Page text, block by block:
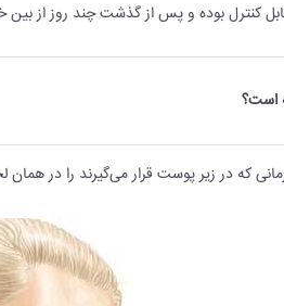
کنترل بوده و پس از گذشت چند روز از
است؟
که در زیر پوست قرار می‌گیرند را در